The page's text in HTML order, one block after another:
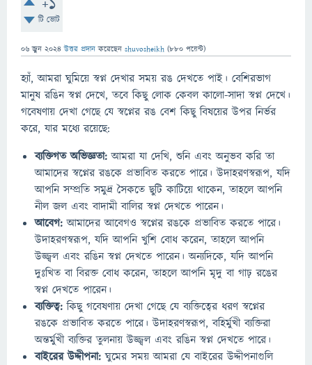
টি ভোট
06 জুন 2024 উত্তর প্রদান করেছেন shuvosheikh (880 পয়েন্ট)
হ্যাঁ, আমরা ঘুমিয়ে স্বপ্ন দেখার সময় রঙ দেখতে পাই। বেশিরভাগ
মানুষ রঙিন স্বপ্ন দেখে, তবে কিছু লোক কেবল কালো-সাদা স্বপ্ন দেখে।
গবেষণায় দেখা গেছে যে স্বপ্নের রঙ বেশ কিছু বিষয়ের উপর নির্ভর
করে, যার মধ্যে রয়েছে:
ব্যক্তিগত অভিজ্ঞতা: আমরা যা দেখি, শুনি এবং অনুভব করি তা
আমাদের স্বপ্নের রঙকে প্রভাবিত করতে পারে। উদাহরণস্বরূপ, যদি
আপনি সম্প্রতি সমুদ্র সৈকতে ছুটি কাটিয়ে থাকেন, তাহলে আপনি
নীল জল এবং বাদামী বালির স্বপ্ন দেখতে পারেন।
আবেগ: আমাদের আবেগও স্বপ্নের রঙকে প্রভাবিত করতে পারে।
উদাহরণস্বরূপ, যদি আপনি খুশি বোধ করেন, তাহলে আপনি
উজ্জ্বল এবং রঙিন স্বপ্ন দেখতে পারেন। অন্যদিকে, যদি আপনি
দুঃখিত বা বিরক্ত বোধ করেন, তাহলে আপনি মৃদু বা গাঢ় রঙের
স্বপ্ন দেখতে পারেন।
ব্যক্তিত্ব: কিছু গবেষণায় দেখা গেছে যে ব্যক্তিত্বের ধরণ স্বপ্নের
রঙকে প্রভাবিত করতে পারে। উদাহরণস্বরূপ, বহির্মুখী ব্যক্তিরা
অন্তর্মুখী ব্যক্তির তুলনায় উজ্জ্বল এবং রঙিন স্বপ্ন দেখতে পারে।
বাইরের উদ্দীপনা: ঘুমের সময় আমরা যে বাইরের উদ্দীপনাগুলি